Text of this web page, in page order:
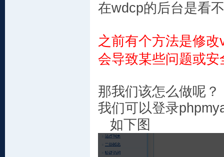
在wdcp的后台是看
之前有个方法是修改
会导致某些问题或安
那我们该怎么做呢？
我们可以登录
如下图